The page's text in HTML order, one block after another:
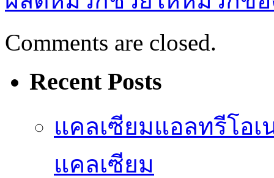
Comments are closed.
Recent Posts
แคลเซียมแอลทรีโอ
แคลเซียม